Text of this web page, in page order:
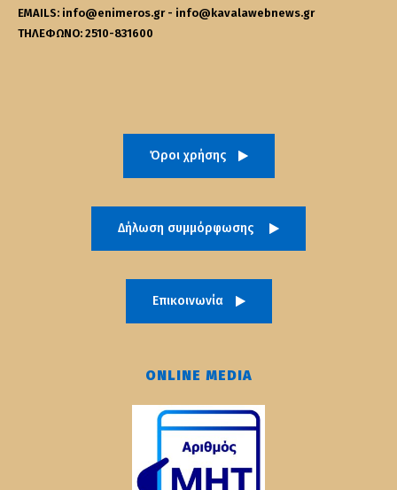
EMAILS: info@enimeros.gr - info@kavalawebnews.gr
ΤΗΛΕΦΩΝΟ: 2510-831600
Όροι χρήσης
Δήλωση συμμόρφωσης
Επικοινωνία
ONLINE MEDIA